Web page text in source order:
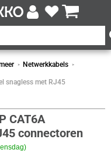
Netwerkkabels
snagless met RJ45
CAT6A
connectoren